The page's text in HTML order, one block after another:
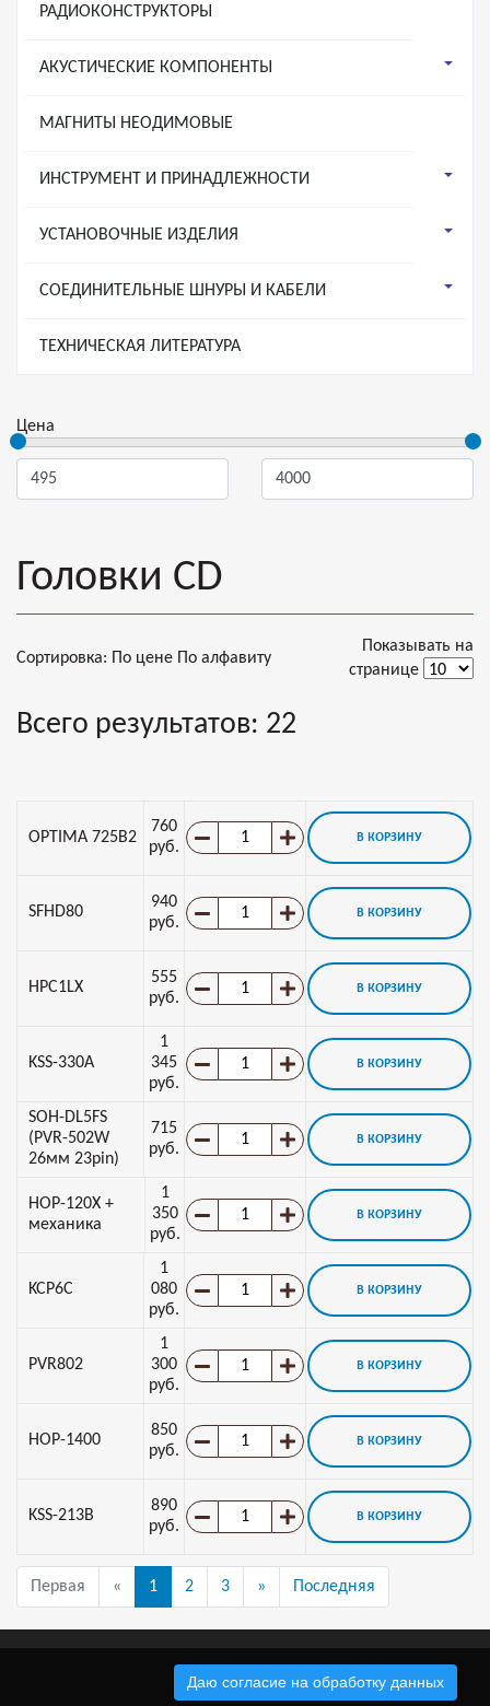
РАДИОКОНСТРУКТОРЫ
АКУСТИЧЕСКИЕ КОМПОНЕНТЫ
МАГНИТЫ НЕОДИМОВЫЕ
ИНСТРУМЕНТ И ПРИНАДЛЕЖНОСТИ
УСТАНОВОЧНЫЕ ИЗДЕЛИЯ
СОЕДИНИТЕЛЬНЫЕ ШНУРЫ И КАБЕЛИ
ТЕХНИЧЕСКАЯ ЛИТЕРАТУРА
Цена
Головки CD
Сортировка: По цене По алфавиту
Показывать на
странице
Всего результатов: 22
OPTIMA 725B2
760
руб.
В КОРЗИНУ
SFHD80
940
руб.
В КОРЗИНУ
HPC1LX
555
руб.
В КОРЗИНУ
KSS-330A
1
345
руб.
В КОРЗИНУ
SOH-DL5FS
(PVR-502W
26мм 23pin)
715
руб.
В КОРЗИНУ
HOP-120X +
механика
1
350
руб.
В КОРЗИНУ
KCP6C
1
080
руб.
В КОРЗИНУ
PVR802
1
300
руб.
В КОРЗИНУ
HOP-1400
850
руб.
В КОРЗИНУ
KSS-213B
890
руб.
В КОРЗИНУ
Первая « 1 2 3 » Последняя
Электронные компоненты
Даю согласие на обработку данных